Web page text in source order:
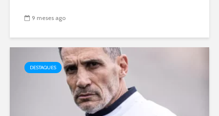
9 meses ago
DESTAQUES